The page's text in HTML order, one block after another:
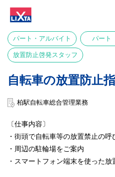
パート・アルバイト パート
放置防止啓発スタッフ
自転車の放置防止
柏駅自転車総合管理業務
〔仕事内容〕
・街頭で自転車等の放置禁止の呼
・周辺の駐輪場をご案内
・スマートフォン端末を使った